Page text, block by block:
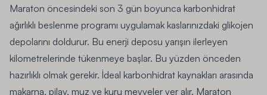
Maraton öncesindeki son 3 gün boyunca karbonhidrat
ağırlıklı beslenme programı uygulamak kaslarınızdaki glikojen
depolarını doldurur. Bu enerji deposu yarışın ilerleyen
kilometrelerinde tükenmeye başlar. Bu yüzden önceden
hazırlıklı olmak gerekir. İdeal karbonhidrat kaynakları arasında
makarna, pilav, muz ve kuru meyveler yer alır. Maraton